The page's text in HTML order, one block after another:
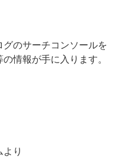
のサーチコンソールを
情報が手に入ります。
り